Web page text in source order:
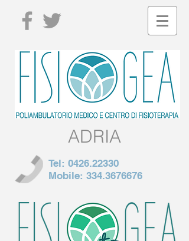
ADRIA
Tel: 0426.22330
Mobile: 334.3676676